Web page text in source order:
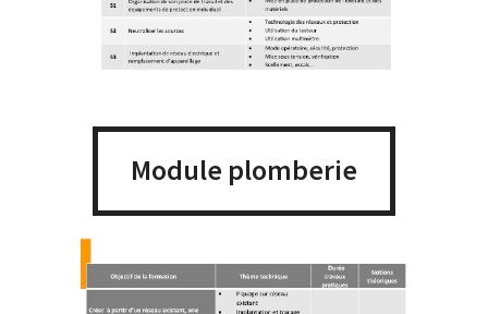
Module plomberie